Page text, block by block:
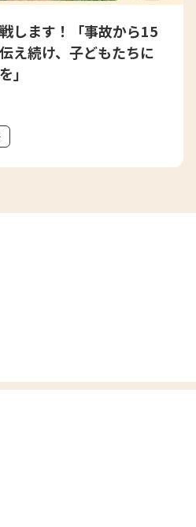
します！「事故から15
え続け、子どもたちに
」